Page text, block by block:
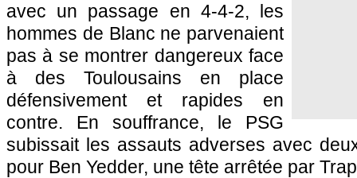
avec un passage en 4-4-2, les
hommes de Blanc ne parvenaient
pas à se montrer dangereux face
à des Toulousains en place
défensivement et rapides en
contre. En souffrance, le PSG
subissait les assauts adverses avec
pour Ben Yedder, une tête arrêtée par